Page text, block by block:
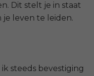
Dit stelt je in staat
leven te leiden.
steeds bevestiging